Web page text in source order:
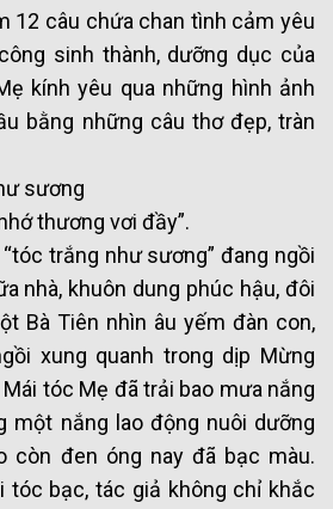
12 câu chứa chan tình cảm yêu
sinh thành, dưỡng dục của
kính yêu qua những hình ảnh
bằng những câu thơ đẹp, tràn
sương
thương vơi đầy”.
trắng như sương” đang ngồi
nhà, khuôn dung phúc hậu, đôi
Bà Tiên nhìn âu yếm đàn con,
xung quanh trong dịp Mừng
tóc Mẹ đã trải bao mưa nắng
một nắng lao động nuôi dưỡng
còn đen óng nay đã bạc màu.
tóc bạc, tác giả không chỉ khắc